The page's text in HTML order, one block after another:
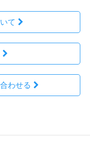
て
わせる